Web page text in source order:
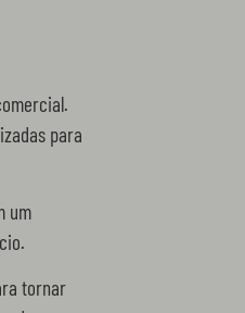
para
um
tornar